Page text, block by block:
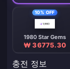
10% OFF
1980 Star Gems
₩ 36775.30
충전 정보